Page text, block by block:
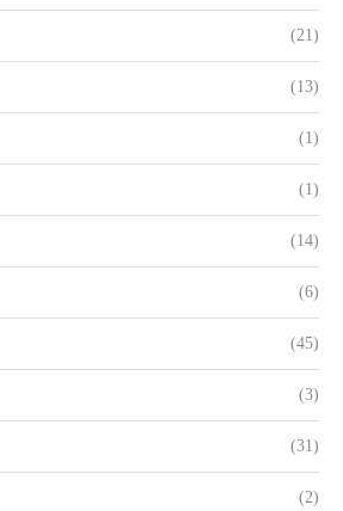
(21)
(13)
(1)
(1)
(14)
(6)
(45)
(3)
(31)
(2)